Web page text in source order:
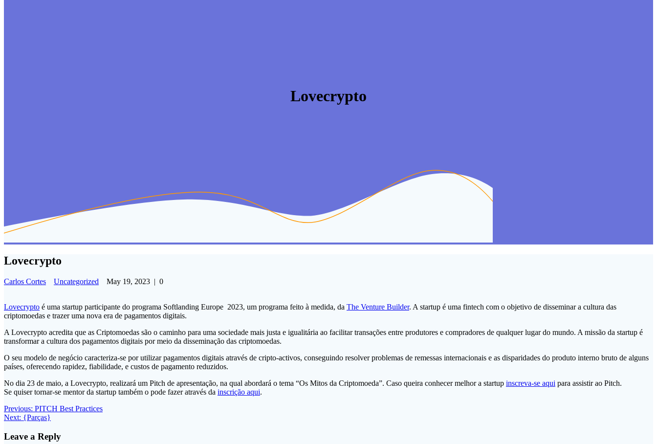
Lovecrypto
Lovecrypto
Carlos Cortes Uncategorized May 19, 2023 | 0
Lovecrypto é uma startup participante do programa Softlanding Europe 2023, um programa feito à medida, da The Venture Builder. A startup é uma fintech com o objetivo de disseminar a cultura das
criptomoedas e trazer uma nova era de pagamentos digitais.
A Lovecrypto acredita que as Criptomoedas são o caminho para uma sociedade mais justa e igualitária ao facilitar transações entre produtores e compradores de qualquer lugar do mundo. A missão da startup é
transformar a cultura dos pagamentos digitais por meio da disseminação das criptomoedas.
O seu modelo de negócio caracteriza-se por utilizar pagamentos digitais através de cripto-activos, conseguindo resolver problemas de remessas internacionais e as disparidades do produto interno bruto de alguns
países, oferecendo rapidez, fiabilidade, e custos de pagamento reduzidos.
No dia 23 de maio, a Lovecrypto, realizará um Pitch de apresentação, na qual abordará o tema “Os Mitos da Criptomoeda”. Caso queira conhecer melhor a startup inscreva-se aqui para assistir ao Pitch.
Se quiser tornar-se mentor da startup também o pode fazer através da inscrição aqui.
Post
navigation
Previous: Previous
post:
PITCH Best Practices
Next: Next
{Parças}
Leave a Reply